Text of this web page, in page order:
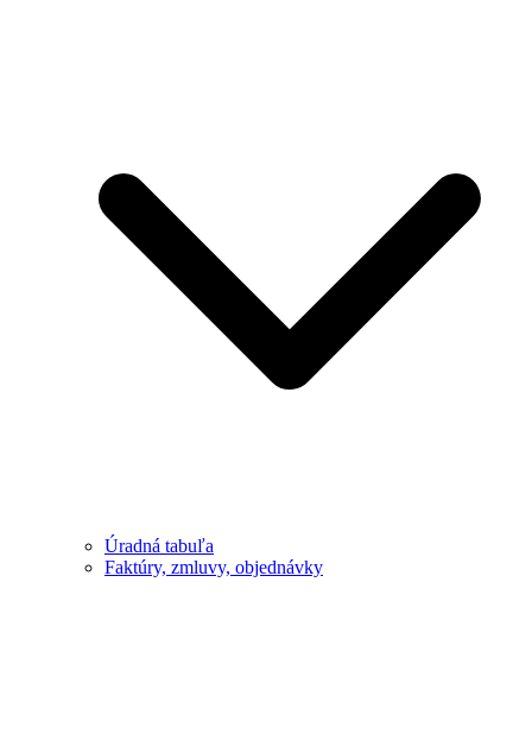
Úradná tabuľa
Faktúry, zmluvy, objednávky